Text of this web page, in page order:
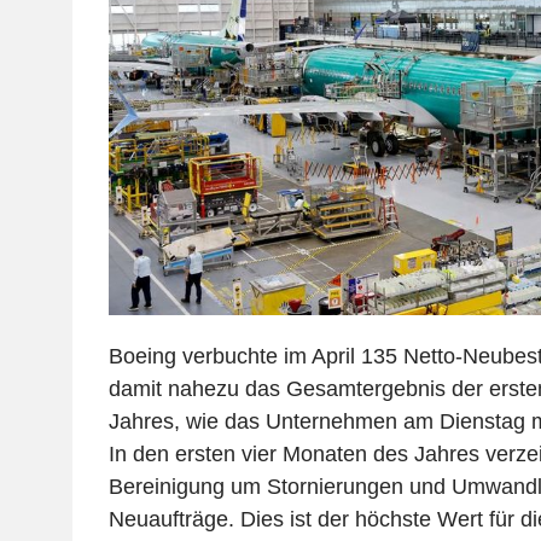
Boeing verbuchte im April 135 Netto-
damit nahezu das Gesamtergebnis der
Jahres, wie das Unternehmen am Dienstag
In den ersten vier Monaten des Jahres
Bereinigung um Stornierungen und
Neuaufträge. Dies ist der höchste Wert für